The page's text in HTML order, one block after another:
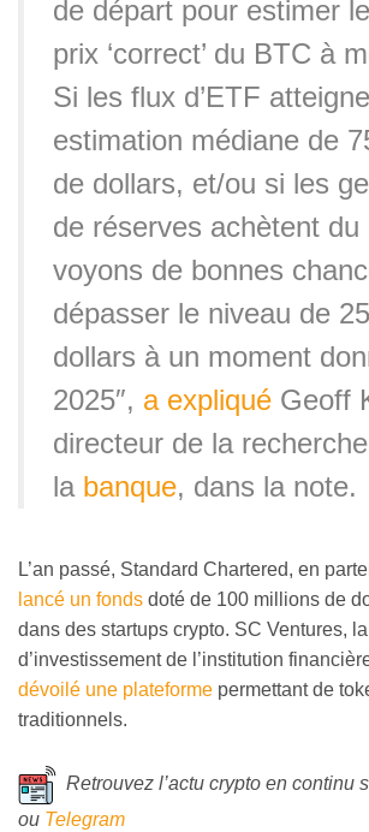
de départ pour estimer
prix ‘correct’ du BTC à
Si les flux d’ETF
estimation médiane de
de dollars, et/ou si les
de réserves achètent du
voyons de bonnes
dépasser le niveau de
dollars à un moment
2025″, a expliqué Geoff
directeur de la
la banque, dans la note.
L’an passé, Standard Chartered, en
lancé un fonds doté de 100 millions de
dans des startups crypto. SC Ventures,
d’investissement de l’institution
dévoilé une plateforme permettant de
traditionnels.
Retrouvez l’actu crypto en continu
ou Telegram